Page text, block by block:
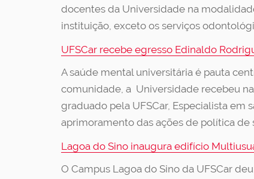
docentes da Universidade na
instituição, exceto os serviços
UFSCar recebe egresso Edinaldo
A saúde mental universitária é pauta
comunidade, a Universidade recebeu
graduado pela UFSCar, Especialista
aprimoramento das ações de política de
Lagoa do Sino inaugura edifício
O Campus Lagoa do Sino da UFSCar